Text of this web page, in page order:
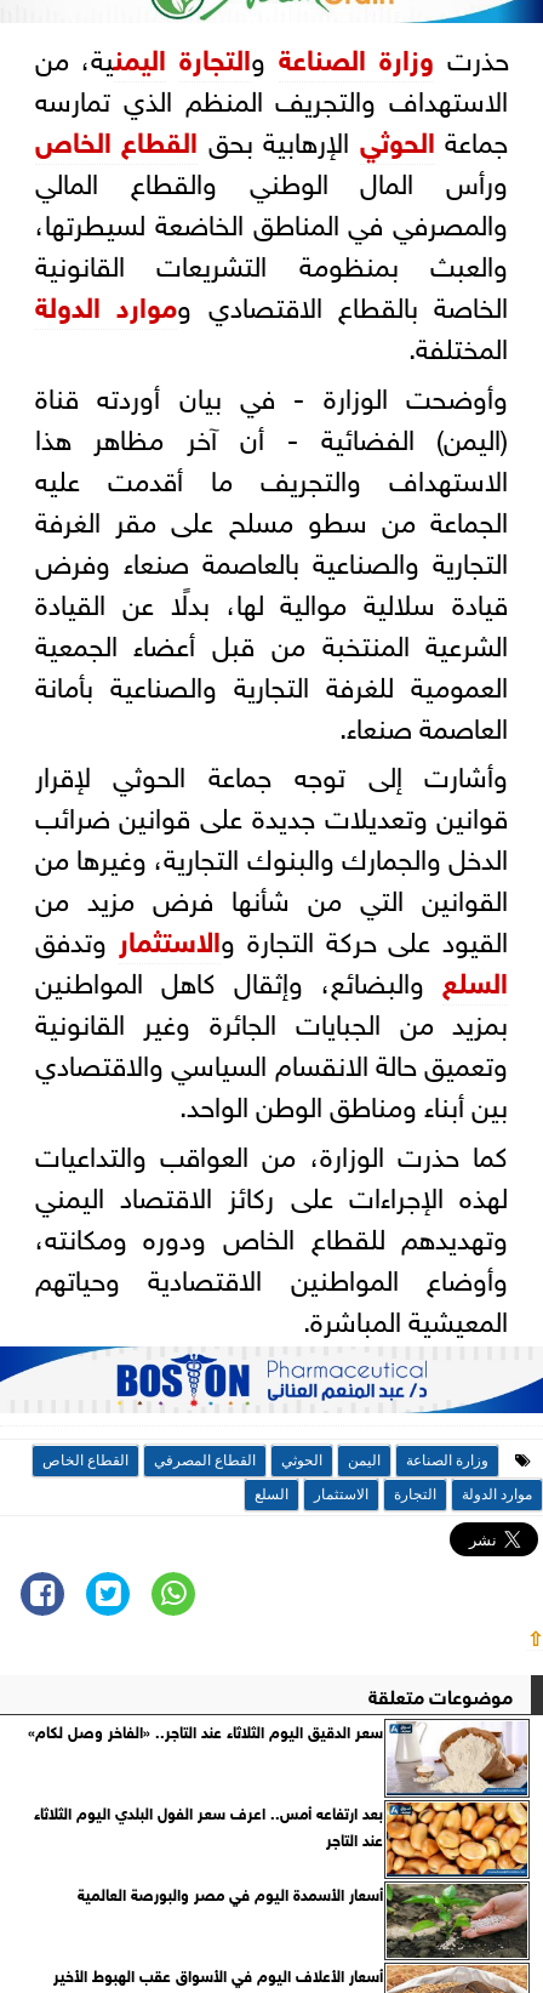
حذرت وزارة الصناعة والتجارة اليمنية، من
الاستهداف والتجريف المنظم الذي تمارسه
جماعة الحوثي الإرهابية بحق القطاع الخاص
ورأس المال الوطني والقطاع المالي
والمصرفي في المناطق الخاضعة لسيطرتها،
والعبث بمنظومة التشريعات القانونية
الخاصة بالقطاع الاقتصادي وموارد الدولة
المختلفة.
وأوضحت الوزارة - في بيان أوردته قناة
(اليمن) الفضائية - أن آخر مظاهر هذا
الاستهداف والتجريف ما أقدمت عليه
الجماعة من سطو مسلح على مقر الغرفة
التجارية والصناعية بالعاصمة صنعاء وفرض
قيادة سلالية موالية لها، بدلًا عن القيادة
الشرعية المنتخبة من قبل أعضاء الجمعية
العمومية للغرفة التجارية والصناعية بأمانة
العاصمة صنعاء.
وأشارت إلى توجه جماعة الحوثي لإقرار
قوانين وتعديلات جديدة على قوانين ضرائب
الدخل والجمارك والبنوك التجارية، وغيرها من
القوانين التي من شأنها فرض مزيد من
القيود على حركة التجارة والاستثمار وتدفق
السلعوالبضائع، وإثقال كاهل المواطنين
بمزيد من الجبايات الجائرة وغير القانونية
وتعميق حالة الانقسام السياسي والاقتصادي
بين أبناء ومناطق الوطن الواحد.
كما حذرت الوزارة، من العواقب والتداعيات
لهذه الإجراءات على ركائز الاقتصاد اليمني
وتهديدهم للقطاع الخاص ودوره ومكانته،
وأوضاع المواطنين الاقتصادية وحياتهم
المعيشية المباشرة.
وزارة الصناعة اليمن الحوثي القطاع المصرفي
القطاع الخاص
موارد الدولة
التجارة الاستثمار السلع
⇧
موضوعات متعلقة
سعر الدقيق اليوم الثلاثاء عند التاجر.. «الفاخر وصل لكام»
بعد ارتفاعه أمس.. اعرف سعر الفول البلدي اليوم الثلاثاء
عند التاجر
أسعار الأسمدة اليوم في مصر والبورصة العالمية
أسعار الأعلاف اليوم في الأسواق عقب الهبوط الأخير